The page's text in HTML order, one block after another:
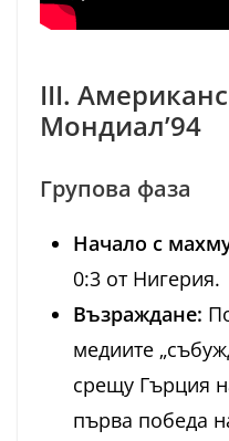
III.
Мондиал’94
Групова фаза
Начало с
0:3 от Нигерия.
Възраждане:
медиите
срещу Гърция
първа победа